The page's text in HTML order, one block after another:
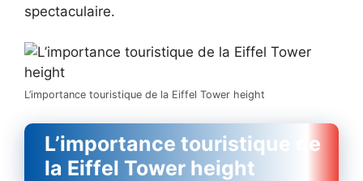
spectaculaire.
L’importance touristique de la Eiffel Tower height
L’importance touristique de
la Eiffel Tower height